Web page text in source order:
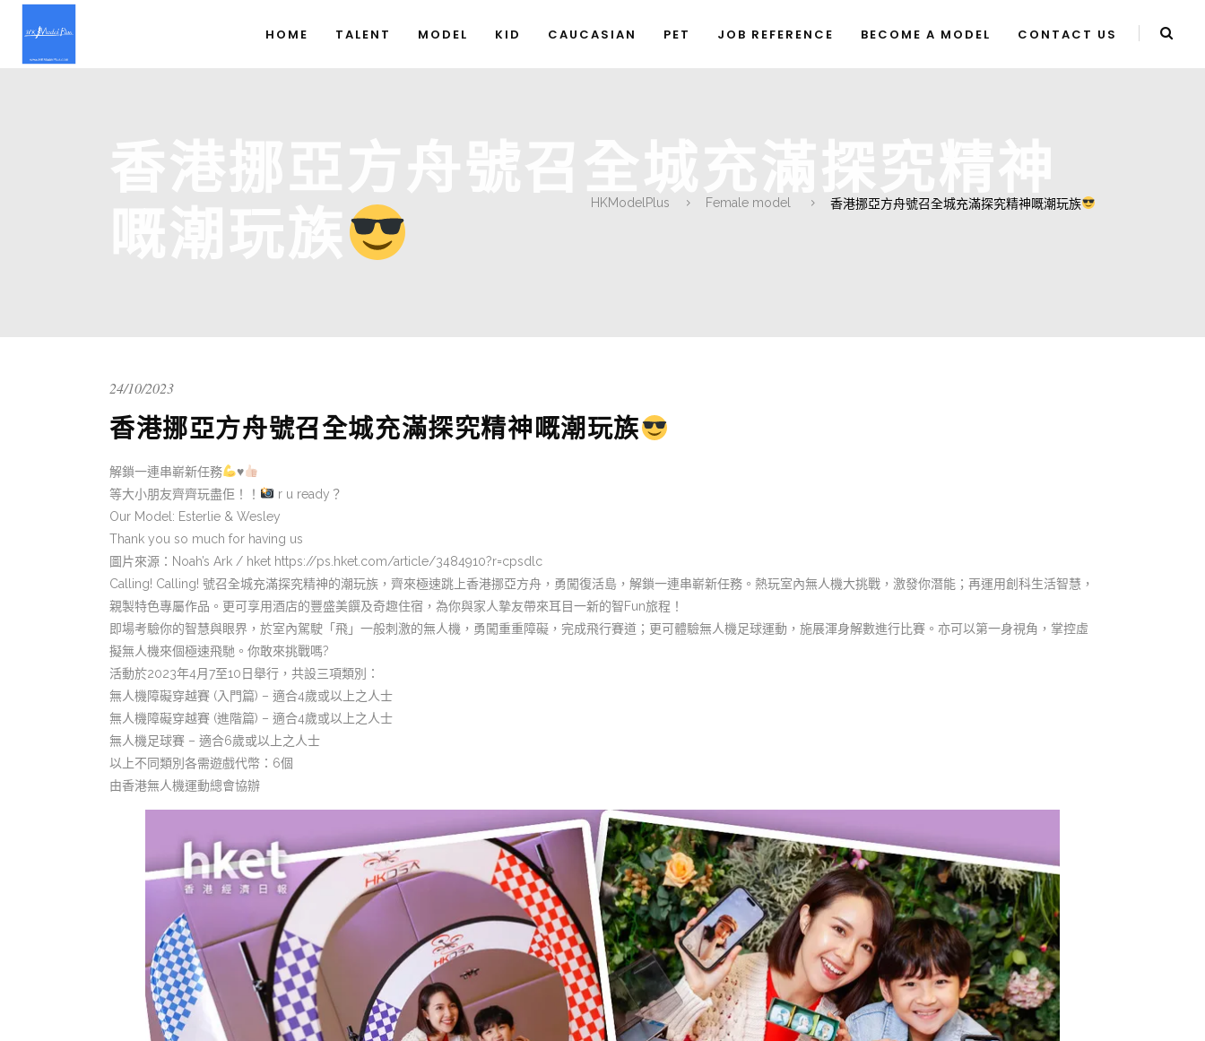
HOME TALENT MODEL KID CAUCASIAN PET JOB REFERENCE BECOME A MODEL CONTACT US
HKModelPlus Female model 香港挪亞方舟號召全城充滿探究精神嘅潮玩族
24/10/2023
香港挪亞方舟號召全城充滿探究精神嘅潮玩族
解鎖一連串嶄新任務
♥️
等大小朋友齊齊玩盡佢！！
r u ready？
Our Model: Esterlie & Wesley
Thank you so much for having us
圖片來源：Noah’s Ark / hket https://ps.hket.com/article/3484910?r=cpsdlc
Calling! Calling! 號召全城充滿探究精神的潮玩族，齊來極速跳上香港挪亞方舟，勇闖復活島，解鎖一連串嶄新任務。熱玩室內無人機大挑戰，激發你潛能；再運用創科生活智慧，
親製特色專屬作品。更可享用酒店的豐盛美饌及奇趣住宿，為你與家人摯友帶來耳目一新的智Fun旅程！
即場考驗你的智慧與眼界，於室內駕駛「飛」一般刺激的無人機，勇闖重重障礙，完成飛行賽道；更可體驗無人機足球運動，施展渾身解數進行比賽。亦可以第一身視角，掌控虛
擬無人機來個極速飛馳。你敢來挑戰嗎?
活動於2023年4月7至10日舉行，共設三項類別：
無人機障礙穿越賽 (入門篇) – 適合4歲或以上之人士
無人機障礙穿越賽 (進階篇) – 適合4歲或以上之人士
無人機足球賽 – 適合6歲或以上之人士
以上不同類別各需遊戲代幣：6個
由香港無人機運動總會協辦